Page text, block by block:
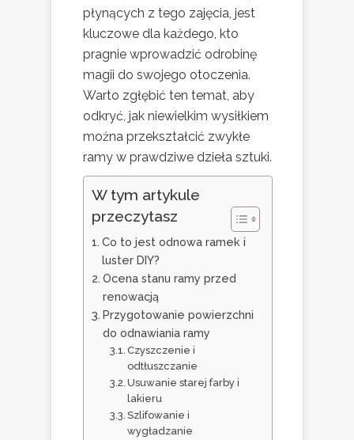
płynących z tego zajęcia, jest
kluczowe dla każdego, kto
pragnie wprowadzić odrobinę
magii do swojego otoczenia.
Warto zgłębić ten temat, aby
odkryć, jak niewielkim wysiłkiem
można przekształcić zwykłe
ramy w prawdziwe dzieła sztuki.
W tym artykule
przeczytasz
Co to jest odnowa ramek i
luster DIY?
Ocena stanu ramy przed
renowacją
Przygotowanie powierzchni
do odnawiania ramy
Czyszczenie i
odtłuszczanie
Usuwanie starej farby i
lakieru
Szlifowanie i
wygładzanie